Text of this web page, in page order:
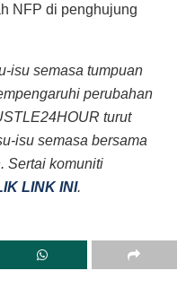
NFP di penghujung
isu semasa tumpuan
perubahan
turut
isu semasa bersama
Sertai komuniti
LINK INI.